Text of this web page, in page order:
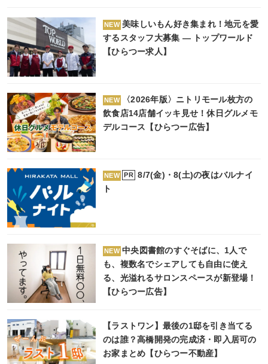
NEW 美味しいもん好き集まれ！地元を愛
するスタッフ大募集 ― トップワールド
【ひらつー求人】
NEW
〈2026年版〉ニトリモール枚方の
飲食店14店舗イッキ見せ！休日グルメモ
デルコース【ひらつー広告】
NEW PR
8/7(金)・8(土)の夜はバルナイ
ト
NEW 中央図書館のすぐそばに、1人で
も、複数名でシェアしても自由に使え
る、光溢れるサロンスペースが新登場！
【ひらつー広告】
【ラストワン】最後の1邸を引き当てる
のは誰？高橋開発の完成済・即入居可の
お家まとめ【ひらつー不動産】